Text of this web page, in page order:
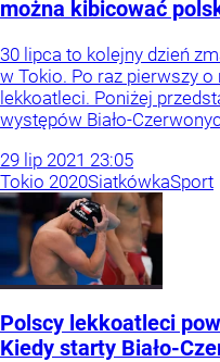
można kibicować
30 lipca to kolejny dzień
w Tokio. Po raz pierwszy
lekkoatleci. Poniżej
występów Biało-
29 lip 2021 23:05
Tokio 2020SiatkówkaSport
Polscy lekkoatleci
Kiedy starty Biało-